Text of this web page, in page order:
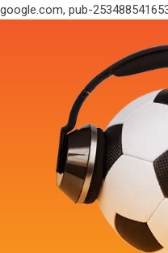
google.com, pub-